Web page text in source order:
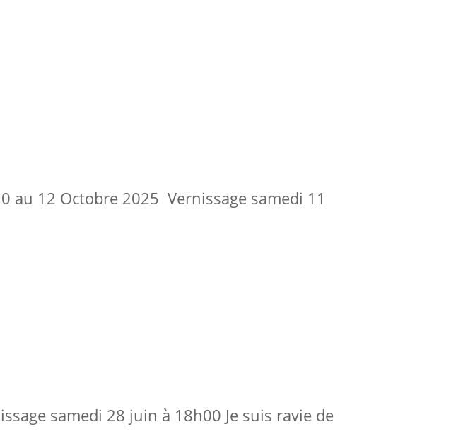
au 12 Octobre 2025 Vernissage samedi 11
samedi 28 juin à 18h00 Je suis ravie de